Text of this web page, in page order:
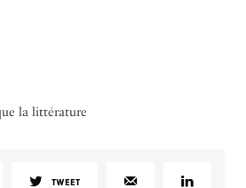
la littérature
TWEET